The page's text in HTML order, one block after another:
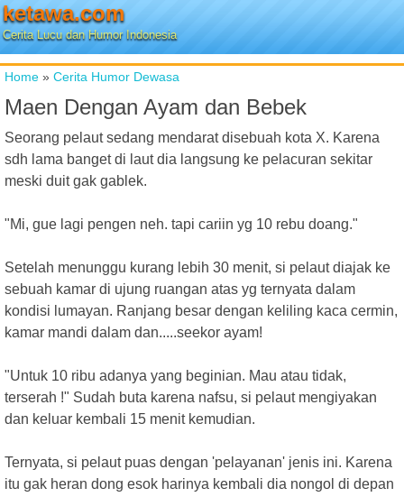
ketawa.com
Cerita Lucu dan Humor Indonesia
Home » Cerita Humor Dewasa
Maen Dengan Ayam dan Bebek
Seorang pelaut sedang mendarat disebuah kota X. Karena
sdh lama banget di laut dia langsung ke pelacuran sekitar
meski duit gak gablek.
"Mi, gue lagi pengen neh. tapi cariin yg 10 rebu doang."
Setelah menunggu kurang lebih 30 menit, si pelaut diajak ke
sebuah kamar di ujung ruangan atas yg ternyata dalam
kondisi lumayan. Ranjang besar dengan keliling kaca cermin,
kamar mandi dalam dan.....seekor ayam!
"Untuk 10 ribu adanya yang beginian. Mau atau tidak,
terserah !" Sudah buta karena nafsu, si pelaut mengiyakan
dan keluar kembali 15 menit kemudian.
Ternyata, si pelaut puas dengan 'pelayanan' jenis ini. Karena
itu gak heran dong esok harinya kembali dia nongol di depan